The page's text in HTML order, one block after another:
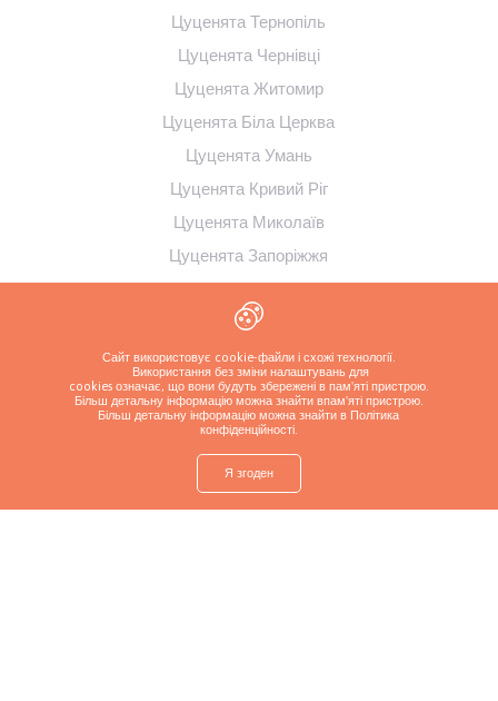
Цуценята Тернопіль
Цуценята Чернівці
Цуценята Житомир
Цуценята Біла Церква
Цуценята Умань
Цуценята Кривий Ріг
Цуценята Миколаїв
Цуценята Запоріжжя
Цуценята Харків
Цуценята Полтава
Цуценята Суми
Цуценята Кременчук
Запитайте про
цуценя
Сайт використовує cookie-файли і схожі технології.
Використання без зміни налаштувань для
cookies означає, що вони будуть збережені в пам'яті пристрою.
Більш детальну інформацію можна знайти впам'яті пристрою.
Більш детальну інформацію можна знайти в Політика
конфіденційності.
Я згоден